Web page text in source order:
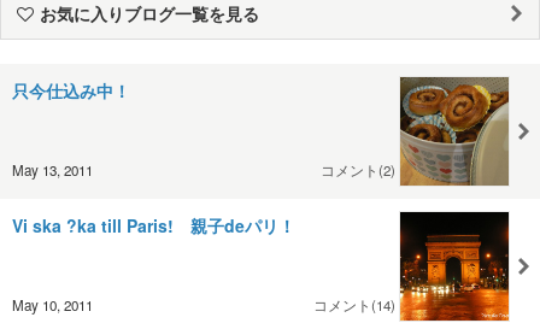
お気に入りブログ一覧を見る
只今仕込み中！
May 13, 2011 コメント(2)
Vi ska ?ka till Paris! 親子deパリ！
May 10, 2011 コメント(14)